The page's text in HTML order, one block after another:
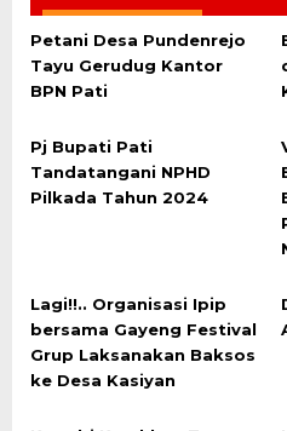
Petani Desa Pundenrejo
Tayu Gerudug Kantor
BPN Pati
Pj Bupati Pati
Tandatangani NPHD
Pilkada Tahun 2024
Lagi!!.. Organisasi Ipip
bersama Gayeng Festival
Grup Laksanakan Baksos
ke Desa Kasiyan